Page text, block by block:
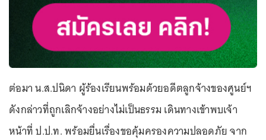
ต่อมา น.ส.ปนิดา ผู้ร้องเรียนพร้อมด้วยอดีตลูกจ้างของศูนย์ฯ
ดังกล่าวที่ถูกเลิกจ้างอย่างไม่เป็นธรรม เดินทางเข้าพบเจ้า
หน้าที่ ป.ป.ท. พร้อมยื่นเรื่องขอคุ้มครองความปลอดภัย จาก